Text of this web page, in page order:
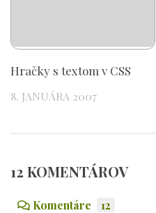
Hračky s textom v CSS
8. JANUÁRA 2007
12 KOMENTÁROV
Komentáre
12